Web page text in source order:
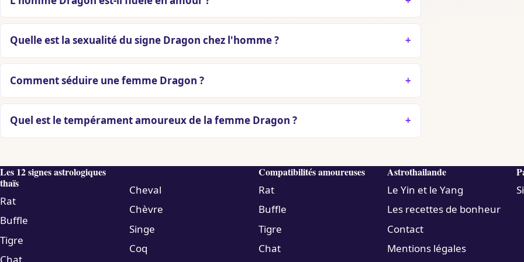
Quelle est la sexualité du signe Dragon chez l'homme ?
Comment séduire une femme Dragon ?
Quel est le tempérament amoureux de la femme Dragon ?
Les 12 signes astrologiques
thaïs
Rat
Buffle
Tigre
Cheval
Chèvre
Singe
Coq
Compatibilités amoureuses
Rat
Buffle
Tigre
Chat
Astrothailande
Le Yin et le Yang
Les recettes de bonheur
Contact
Mentions légales